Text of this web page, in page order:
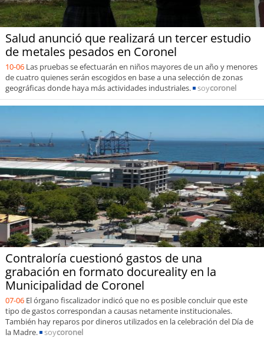
Salud anunció que realizará un tercer estudio
de metales pesados en Coronel
10-06 Las pruebas se efectuarán en niños mayores de un año y menores
de cuatro quienes serán escogidos en base a una selección de zonas
geográficas donde haya más actividades industriales.
soycoronel
Contraloría cuestionó gastos de una
grabación en formato docureality en la
Municipalidad de Coronel
07-06 El órgano fiscalizador indicó que no es posible concluir que este
tipo de gastos correspondan a causas netamente institucionales.
También hay reparos por dineros utilizados en la celebración del Día de
la Madre.
soycoronel